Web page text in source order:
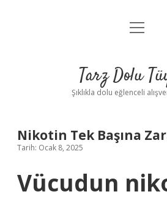
Anasayfa
Yasal Uyarı
menüyü
Tarz Dolu
Şıklıkla dolu eğlenceli
Nikotin Tek Başına
Tarih: Ocak 8, 2025
Vücudun